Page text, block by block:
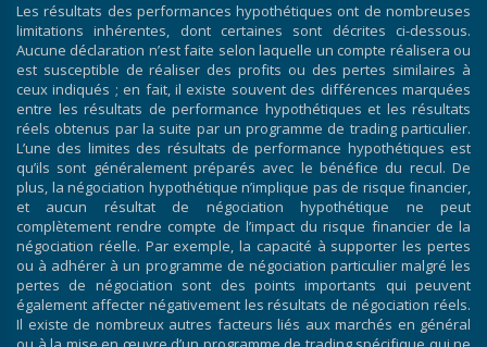
Les résultats des performances hypothétiques ont de nombreuses
limitations inhérentes, dont certaines sont décrites ci-dessous.
Aucune déclaration n’est faite selon laquelle un compte réalisera ou
est susceptible de réaliser des profits ou des pertes similaires à
ceux indiqués ; en fait, il existe souvent des différences marquées
entre les résultats de performance hypothétiques et les résultats
réels obtenus par la suite par un programme de trading particulier.
L’une des limites des résultats de performance hypothétiques est
qu’ils sont généralement préparés avec le bénéfice du recul. De
plus, la négociation hypothétique n’implique pas de risque financier,
et aucun résultat de négociation hypothétique ne peut
complètement rendre compte de l’impact du risque financier de la
négociation réelle. Par exemple, la capacité à supporter les pertes
ou à adhérer à un programme de négociation particulier malgré les
pertes de négociation sont des points importants qui peuvent
également affecter négativement les résultats de négociation réels.
Il existe de nombreux autres facteurs liés aux marchés en général